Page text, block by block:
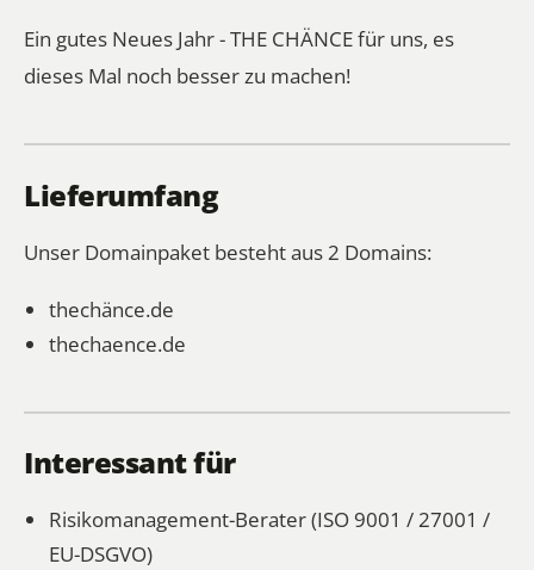
Ein gutes Neues Jahr - THE CHÄNCE für uns, es
dieses Mal noch besser zu machen!
Lieferumfang
Unser Domainpaket besteht aus 2 Domains:
thechänce.de
thechaence.de
Interessant für
Risikomanagement-Berater (ISO 9001 / 27001 /
EU-DSGVO)